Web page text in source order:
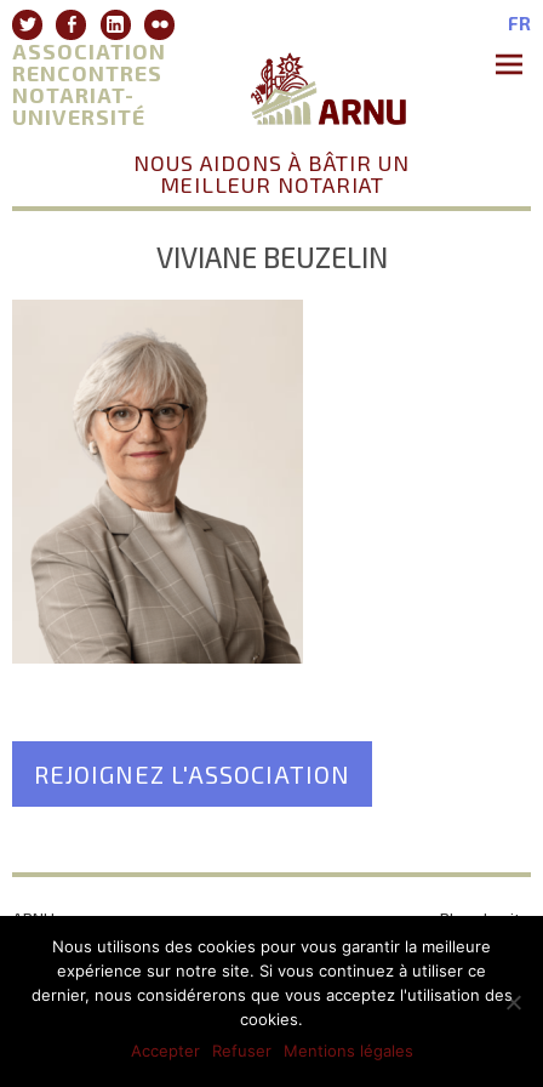
Aller
au
contenu
TwitterFacebook
LinkedinFlickr FR
ASSOCIATION
RENCONTRES
NOTARIAT-
UNIVERSITÉ
NOUS AIDONS À BÂTIR UN
MEILLEUR NOTARIAT
VIVIANE BEUZELIN
REJOIGNEZ L'ASSOCIATION
ARNU
12, Place du Pantéon –
75005 Paris
Plan du site
Mentions légales
Nous utilisons des cookies pour vous garantir la meilleure
expérience sur notre site. Si vous continuez à utiliser ce
dernier, nous considérerons que vous acceptez l'utilisation des
cookies.
Accepter
Refuser Mentions légales